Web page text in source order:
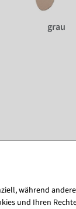
grau
während
und Ihren